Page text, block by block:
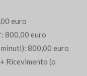
,00 euro
: 800,00 euro
): 800,00 euro
Ricevimento (o